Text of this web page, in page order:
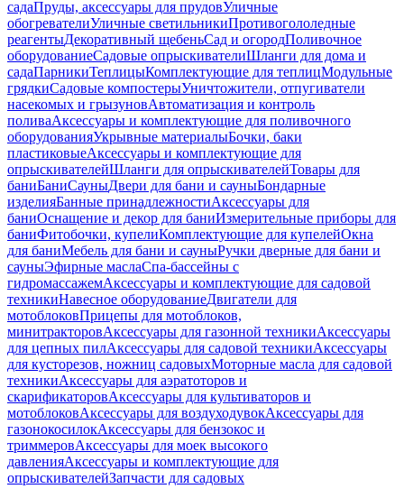
садаПруды, аксессуары для прудовУличные
обогревателиУличные светильникиПротивогололедные
реагентыДекоративный щебеньСад и огородПоливочное
оборудованиеСадовые опрыскивателиШланги для дома и
садаПарникиТеплицыКомплектующие для теплицМодульные
грядкиСадовые компостерыУничтожители, отпугиватели
насекомых и грызуновАвтоматизация и контроль
поливаАксессуары и комплектующие для поливочного
оборудованияУкрывные материалыБочки, баки
пластиковыеАксессуары и комплектующие для
опрыскивателейШланги для опрыскивателейТовары для
баниБаниСауныДвери для бани и сауныБондарные
изделияБанные принадлежностиАксессуары для
баниОснащение и декор для баниИзмерительные приборы для
баниФитобочки, купелиКомплектующие для купелейОкна
для баниМебель для бани и сауныРучки дверные для бани и
сауныЭфирные маслаСпа-бассейны с
гидромассажемАксессуары и комплектующие для садовой
техникиНавесное оборудованиеДвигатели для
мотоблоковПрицепы для мотоблоков,
минитракторовАксессуары для газонной техникиАксессуары
для цепных пилАксессуары для садовой техникиАксессуары
для кусторезов, ножниц садовыхМоторные масла для садовой
техникиАксессуары для аэратоторов и
скарификаторовАксессуары для культиваторов и
мотоблоковАксессуары для воздуходувокАксессуары для
газонокосилокАксессуары для бензокос и
триммеровАксессуары для моек высокого
давленияАксессуары и комплектующие для
опрыскивателейЗапчасти для садовых